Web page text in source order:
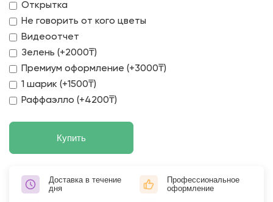
Открытка
Не говорить от кого цветы
Видеоотчет
Зелень (+2000₸)
Премиум оформление (+3000₸)
1 шарик (+1500₸)
Раффаэлло (+4200₸)
Купить
Доставка в течение
дня
Профессиональное
оформление